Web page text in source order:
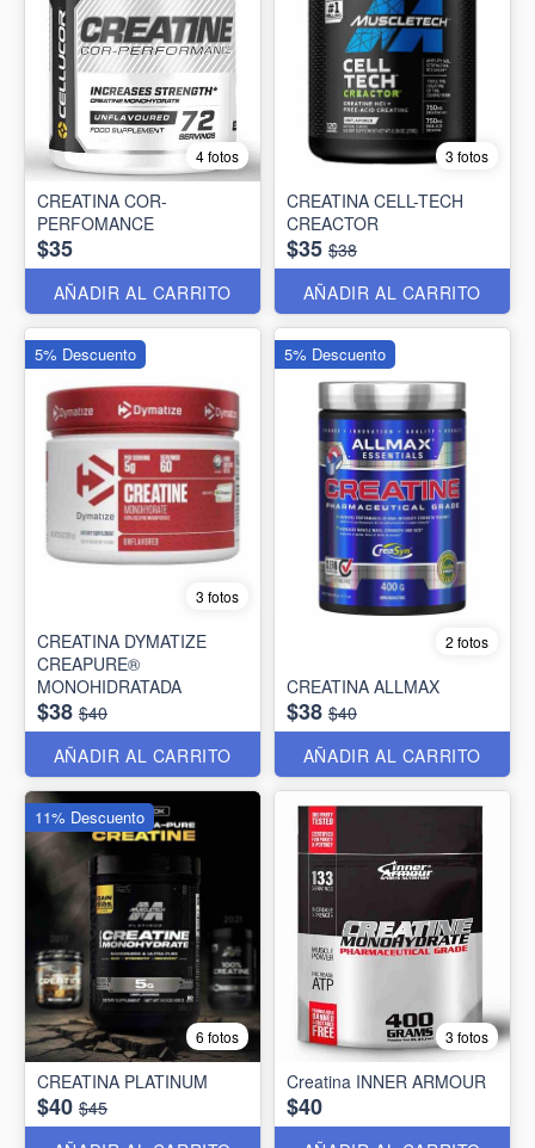
4 fotos
CREATINA COR-
PERFOMANCE
$35
AÑADIR AL CARRITO
3 fotos
CREATINA CELL-TECH
CREACTOR
$35 $38
AÑADIR AL CARRITO
3 fotos
CREATINA DYMATIZE
CREAPURE®
MONOHIDRATADA
$38 $40
AÑADIR AL CARRITO
5% Descuento
2 fotos
CREATINA ALLMAX
$38 $40
AÑADIR AL CARRITO
5% Descuento
6 fotos
CREATINA PLATINUM
$40 $45
11% Descuento
3 fotos
Creatina INNER ARMOUR
$40